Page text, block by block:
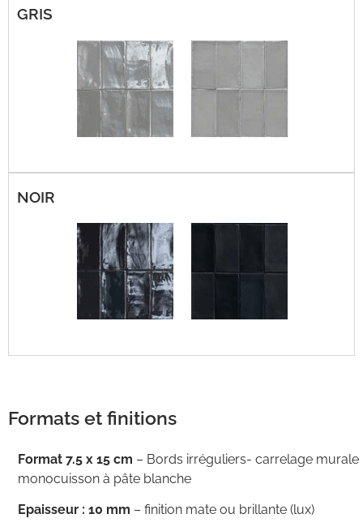
GRIS
NOIR
Formats et finitions
Format 7.5 x 15 cm – Bords irréguliers- carrelage murale
monocuisson à pâte blanche
Epaisseur : 10 mm – finition mate ou brillante (lux)